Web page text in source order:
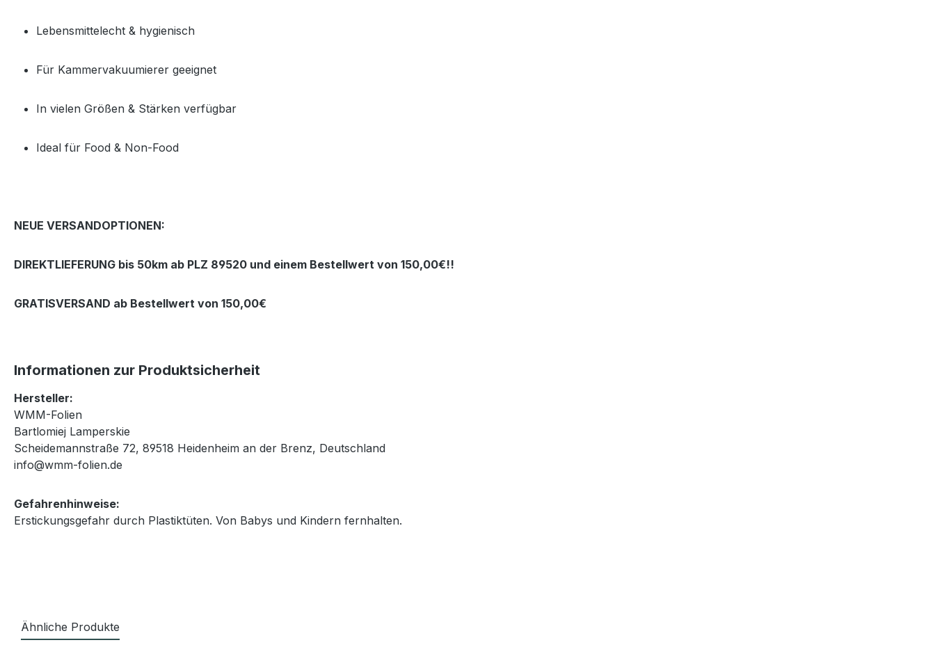
Lebensmittelecht & hygienisch
Für Kammervakuumierer geeignet
In vielen Größen & Stärken verfügbar
Ideal für Food & Non‑Food
NEUE VERSANDOPTIONEN:
DIREKTLIEFERUNG bis 50km ab PLZ 89520 und einem Bestellwert von 150,00€!!
GRATISVERSAND ab Bestellwert von 150,00€
Informationen zur Produktsicherheit
Hersteller:
WMM-Folien
Bartlomiej Lamperskie
Scheidemannstraße 72, 89518 Heidenheim an der Brenz, Deutschland
info@wmm-folien.de
Gefahrenhinweise:
Erstickungsgefahr durch Plastiktüten. Von Babys und Kindern fernhalten.
Ähnliche Produkte